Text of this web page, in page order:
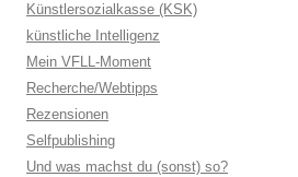
Künstlersozialkasse (KSK)
künstliche Intelligenz
Mein VFLL-Moment
Recherche/Webtipps
Rezensionen
Selfpublishing
Und was machst du (sonst) so?